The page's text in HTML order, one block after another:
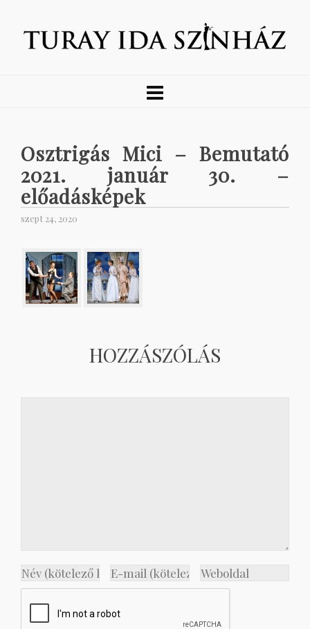
Osztrigás Mici – Bemutató
2021. január 30. –
előadásképek
szept 24, 2020
HOZZÁSZÓLÁS